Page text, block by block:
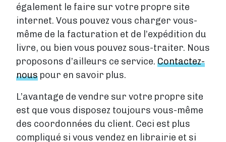
également le faire sur votre propre site
internet. Vous pouvez vous charger vous-
même de la facturation et de l’expédition du
livre, ou bien vous pouvez sous-traiter. Nous
proposons d’ailleurs ce service. Contactez-
nous pour en savoir plus.
L’avantage de vendre sur votre propre site
est que vous disposez toujours vous-même
des coordonnées du client. Ceci est plus
compliqué si vous vendez en librairie et si